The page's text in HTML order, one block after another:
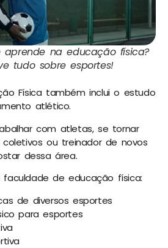
na educação física?
tudo sobre esportes!
Física também inclui o estudo
atlético.
com atletas, se tornar
ou treinador de novos
dessa área.
de educação física:
de diversos esportes
para esportes